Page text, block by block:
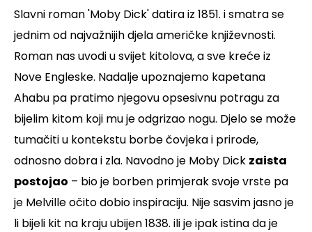
Slavni roman 'Moby Dick' datira iz 1851. i smatra se
jednim od najvažnijih djela američke književnosti.
Roman nas uvodi u svijet kitolova, a sve kreće iz
Nove Engleske. Nadalje upoznajemo kapetana
Ahabu pa pratimo njegovu opsesivnu potragu za
bijelim kitom koji mu je odgrizao nogu. Djelo se može
tumačiti u kontekstu borbe čovjeka i prirode,
odnosno dobra i zla. Navodno je Moby Dick zaista
postojao – bio je borben primjerak svoje vrste pa
je Melville očito dobio inspiraciju. Nije sasvim jasno je
li bijeli kit na kraju ubijen 1838. ili je ipak istina da je